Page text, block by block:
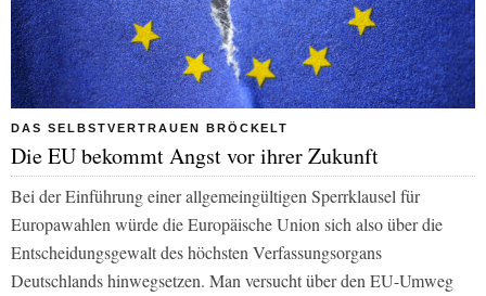
DAS SELBSTVERTRAUEN BRÖCKELT
Die EU bekommt Angst vor ihrer Zukunft
Bei der Einführung einer allgemeingültigen Sperrklausel für
Europawahlen würde die Europäische Union sich also über die
Entscheidungsgewalt des höchsten Verfassungsorgans
Deutschlands hinwegsetzen. Man versucht über den EU-Umweg